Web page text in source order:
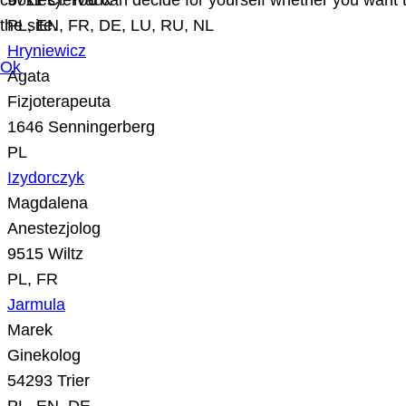
PL, EN, FR, DE, LU, RU, NL
Hryniewicz
Agata
Fizjoterapeuta
1646 Senningerberg
PL
Izydorczyk
Magdalena
Anestezjolog
9515 Wiltz
PL, FR
Jarmula
Marek
Ginekolog
54293 Trier
the site.
Ok